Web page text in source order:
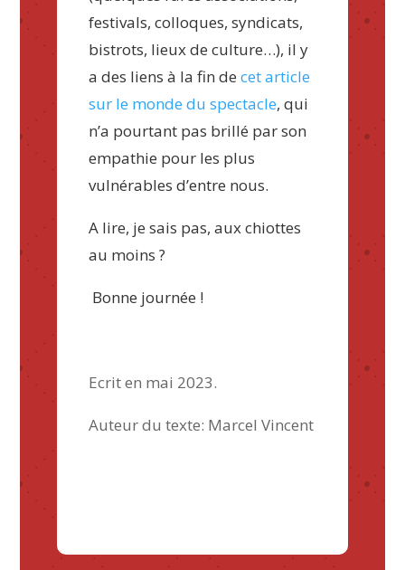
festivals, colloques, syndicats,
bistrots, lieux de culture…), il y
a des liens à la fin de cet article
sur le monde du spectacle, qui
n’a pourtant pas brillé par son
empathie pour les plus
vulnérables d’entre nous.
A lire, je sais pas, aux chiottes
au moins ?
Bonne journée !
Ecrit en mai 2023.
Auteur du texte: Marcel Vincent